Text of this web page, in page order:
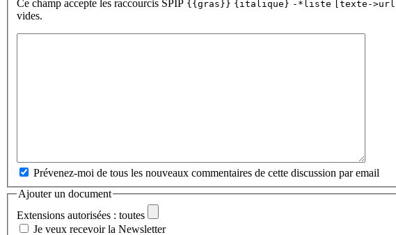
Ce champ accepte les raccourcis SPIP {{gras}} {italique} -*liste [texte->url]
vides.
Prévenez-moi de tous les nouveaux commentaires de cette discussion par email
Ajouter un document
Extensions autorisées : toutes
Je veux recevoir la Newsletter